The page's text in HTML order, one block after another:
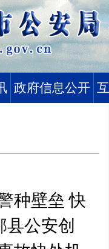
政府信息公开
种壁垒 快
公安创